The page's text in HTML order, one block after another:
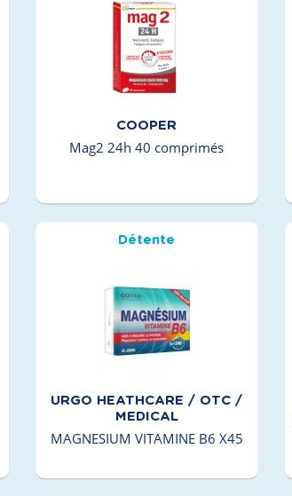
COOPER
Mag2 24h 40 comprimés
Détente
URGO HEATHCARE / OTC /
MEDICAL
MAGNESIUM VITAMINE B6 X45